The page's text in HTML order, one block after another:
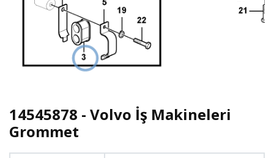
14545878 - Volvo İş Makineleri
Grommet